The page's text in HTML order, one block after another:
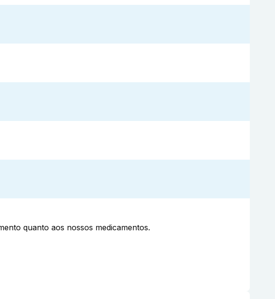
quanto aos nossos medicamentos.